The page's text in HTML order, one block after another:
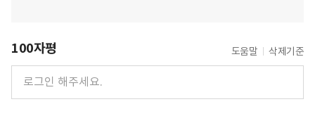
100자평 도움말 삭제기준